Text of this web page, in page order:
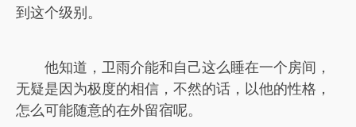
到这个级别。
他知道，卫雨介能和自己这么睡在一个房间，
无疑是因为极度的相信，不然的话，以他的性格，
怎么可能随意的在外留宿呢。